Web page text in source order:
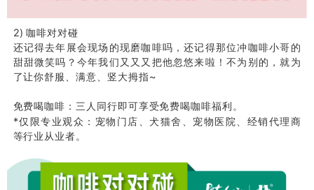
2) 咖啡对对碰
还记得去年展会现场的现磨咖啡吗，还记得那位冲咖啡小哥的
甜甜微笑吗？今年我们又又又把他忽悠来啦！不为别的，就为
了让你舒服、满意、竖大拇指~
免费喝咖啡：三人同行即可享受免费喝咖啡福利。
*仅限专业观众：宠物门店、犬猫舍、宠物医院、经销代理商
等行业从业者。